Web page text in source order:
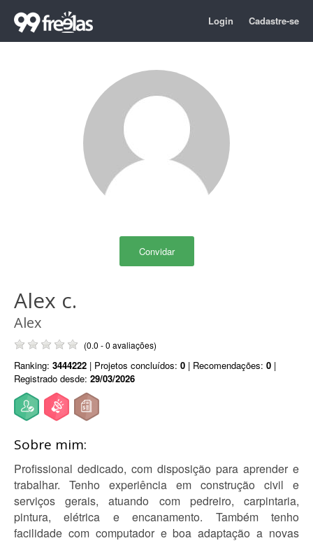
Login Cadastre-se
Convidar
Alex c.
Alex
(0.0 - 0 avaliações)
Ranking: 3444222 | Projetos concluídos: 0 | Recomendações: 0 |
Registrado desde: 29/03/2026
Sobre mim:
Profissional dedicado, com disposição para aprender e
trabalhar. Tenho experiência em construção civil e
serviços gerais, atuando com pedreiro, carpintaria,
pintura, elétrica e encanamento. Também tenho
facilidade com computador e boa adaptação a novas